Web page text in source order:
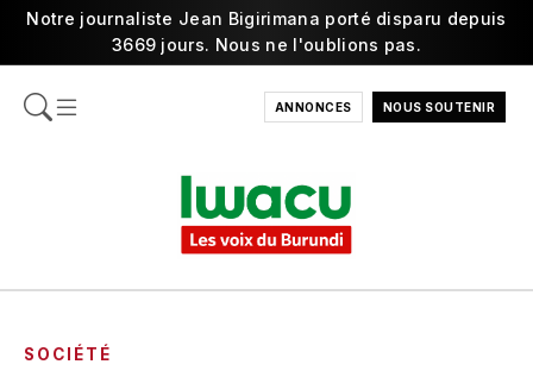
Notre journaliste Jean Bigirimana porté disparu depuis
3669 jours. Nous ne l'oublions pas.
ANNONCES NOUS SOUTENIR
SOCIÉTÉ